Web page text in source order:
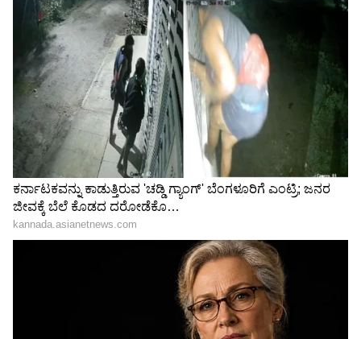
ವಿಷಯಗಳನ್ನು ಪರಿಹರಿಸಿದರೆ ಒಳ್ಳೆಯದು. ಆದಾಯದಲ್ಲಿ
ಹೆಚ್ಚಳವಾಗುವ ಸಾಧ್ಯತೆಗಳಿವೆ.